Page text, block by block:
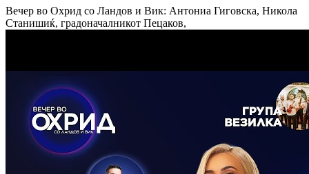
Вечер во Охрид со Ландов и Вик: Антониа Гиговска, Никола
Станишиќ, градоначалникот Пецаков,